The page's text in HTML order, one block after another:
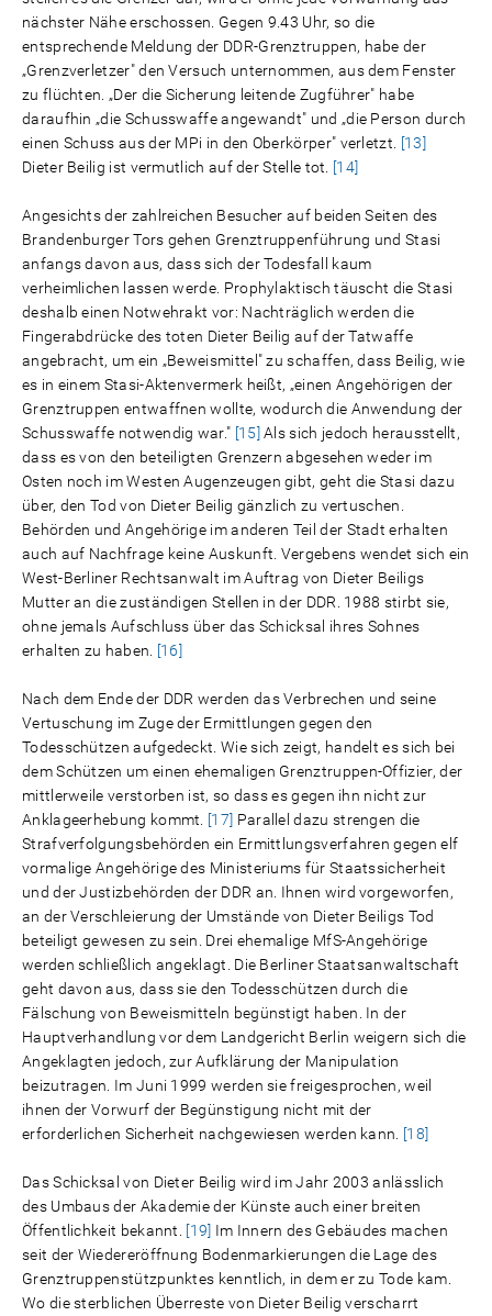
nächster Nähe erschossen. Gegen 9.43 Uhr, so die
entsprechende Meldung der DDR-Grenztruppen, habe der
„Grenzverletzer" den Versuch unternommen, aus dem Fenster
zu flüchten. „Der die Sicherung leitende Zugführer" habe
daraufhin „die Schusswaffe angewandt" und „die Person durch
einen Schuss aus der MPi in den Oberkörper" verletzt.
[13]
Dieter Beilig ist vermutlich auf der Stelle tot.
[14]
Angesichts der zahlreichen Besucher auf beiden Seiten des
Brandenburger Tors gehen Grenztruppenführung und Stasi
anfangs davon aus, dass sich der Todesfall kaum
verheimlichen lassen werde. Prophylaktisch täuscht die Stasi
deshalb einen Notwehrakt vor: Nachträglich werden die
Fingerabdrücke des toten Dieter Beilig auf der Tatwaffe
angebracht, um ein „Beweismittel" zu schaffen, dass Beilig, wie
es in einem Stasi-Aktenvermerk heißt, „einen Angehörigen der
Grenztruppen entwaffnen wollte, wodurch die Anwendung der
Schusswaffe notwendig war." [15] Als sich jedoch herausstellt,
dass es von den beteiligten Grenzern abgesehen weder im
Osten noch im Westen Augenzeugen gibt, geht die Stasi dazu
über, den Tod von Dieter Beilig gänzlich zu vertuschen.
Behörden und Angehörige im anderen Teil der Stadt erhalten
auch auf Nachfrage keine Auskunft. Vergebens wendet sich ein
West-Berliner Rechtsanwalt im Auftrag von Dieter Beiligs
Mutter an die zuständigen Stellen in der DDR. 1988 stirbt sie,
ohne jemals Aufschluss über das Schicksal ihres Sohnes
erhalten zu haben.
[16]
Nach dem Ende der DDR werden das Verbrechen und seine
Vertuschung im Zuge der Ermittlungen gegen den
Todesschützen aufgedeckt. Wie sich zeigt, handelt es sich bei
dem Schützen um einen ehemaligen Grenztruppen-Offizier, der
mittlerweile verstorben ist, so dass es gegen ihn nicht zur
Anklageerhebung kommt.
[17] Parallel dazu strengen die
Strafverfolgungsbehörden ein Ermittlungsverfahren gegen elf
vormalige Angehörige des Ministeriums für Staatssicherheit
und der Justizbehörden der DDR an. Ihnen wird vorgeworfen,
an der Verschleierung der Umstände von Dieter Beiligs Tod
beteiligt gewesen zu sein. Drei ehemalige MfS-Angehörige
werden schließlich angeklagt. Die Berliner Staatsanwaltschaft
geht davon aus, dass sie den Todesschützen durch die
Fälschung von Beweismitteln begünstigt haben. In der
Hauptverhandlung vor dem Landgericht Berlin weigern sich die
Angeklagten jedoch, zur Aufklärung der Manipulation
beizutragen. Im Juni 1999 werden sie freigesprochen, weil
ihnen der Vorwurf der Begünstigung nicht mit der
erforderlichen Sicherheit nachgewiesen werden kann.
[18]
Das Schicksal von Dieter Beilig wird im Jahr 2003 anlässlich
des Umbaus der Akademie der Künste auch einer breiten
Öffentlichkeit bekannt. [19] Im Innern des Gebäudes machen
seit der Wiedereröffnung Bodenmarkierungen die Lage des
Grenztruppenstützpunktes kenntlich, in dem er zu Tode kam.
Wo die sterblichen Überreste von Dieter Beilig verscharrt